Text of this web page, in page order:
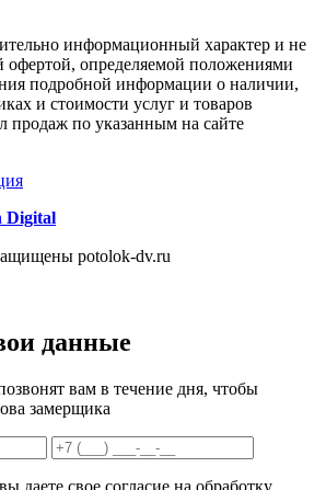
информационный характер и не
офертой, определяемой положениями
подробной информации о наличии,
и стоимости услуг и товаров
продаж по указанным на сайте
Digital
potolok-dv.ru
данные
вам в течение дня, чтобы
замерщика
даете свое согласие на обработку